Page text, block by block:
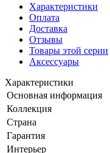
Характеристики
Оплата
Доставка
Отзывы
Товары этой серии
Аксессуары
Характеристики
Основная информация
Коллекция
Страна
Гарантия
Интерьер